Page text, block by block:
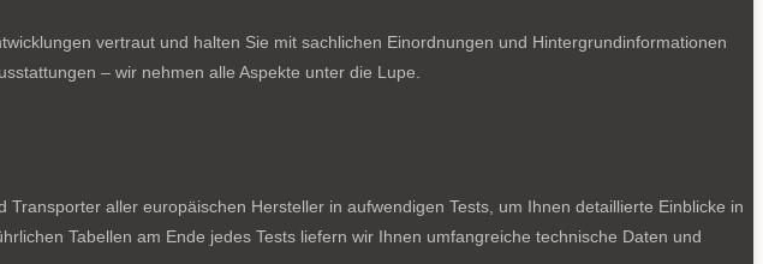
vertraut und halten Sie mit sachlichen Einordnungen und Hintergrundinformationen
– wir nehmen alle Aspekte unter die Lupe.
aller europäischen Hersteller in aufwendigen Tests, um Ihnen detaillierte Einblicke in
Tabellen am Ende jedes Tests liefern wir Ihnen umfangreiche technische Daten und